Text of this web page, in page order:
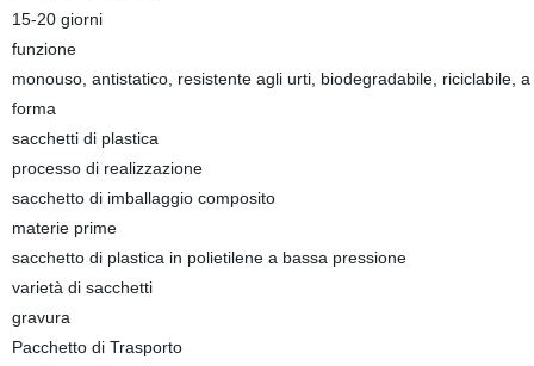
15-20 giorni
funzione
monouso, antistatico, resistente agli urti, biodegradabile, riciclabile,
forma
sacchetti di plastica
processo di realizzazione
sacchetto di imballaggio composito
materie prime
sacchetto di plastica in polietilene a bassa pressione
varietà di sacchetti
gravura
Pacchetto di Trasporto